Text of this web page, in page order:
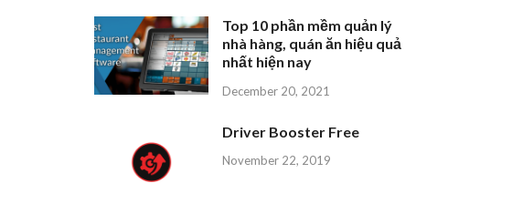
Top 10 phần mềm quản lý
nhà hàng, quán ăn hiệu quả
nhất hiện nay
December 20, 2021
Driver Booster Free
November 22, 2019